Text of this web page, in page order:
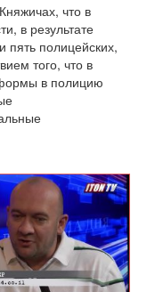
что в
в результате
пять полицейских,
того, что в
в полицию